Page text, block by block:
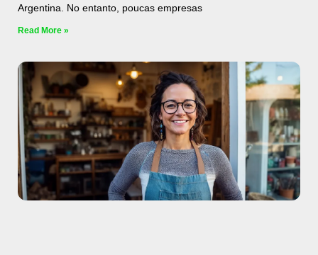
Argentina. No entanto, poucas empresas
Read More »